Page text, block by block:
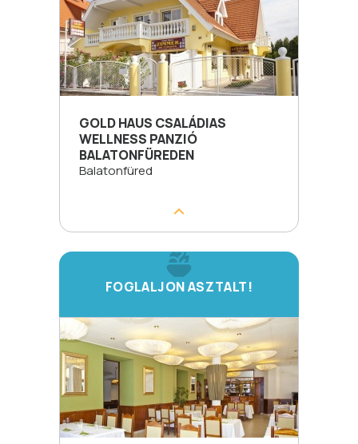
GOLD HAUS CSALÁDIAS
WELLNESS PANZIÓ
BALATONFÜREDEN
Balatonfüred
FOGLALJON ASZTALT!